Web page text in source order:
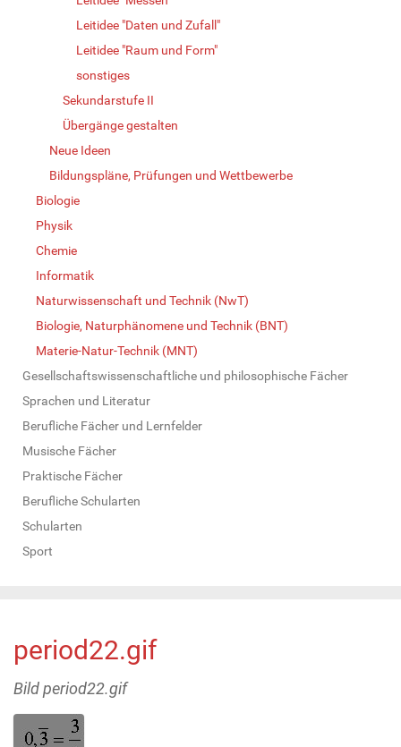
Leitidee "Daten und Zufall"
Leitidee "Raum und Form"
sonstiges
Sekundarstufe II
Übergänge gestalten
Neue Ideen
Bildungspläne, Prüfungen und Wettbewerbe
Biologie
Physik
Chemie
Informatik
Naturwissenschaft und Technik (NwT)
Biologie, Naturphänomene und Technik (BNT)
Materie-Natur-Technik (MNT)
Gesellschaftswissenschaftliche und philosophische Fächer
Sprachen und Literatur
Berufliche Fächer und Lernfelder
Musische Fächer
Praktische Fächer
Berufliche Schularten
Schularten
Sport
period22.gif
Bild period22.gif